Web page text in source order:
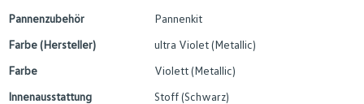
Pannenzubehör
Pannenkit
Farbe (Hersteller)
ultra Violet (Metallic)
Farbe
Violett (Metallic)
Innenausstattung
Stoff (Schwarz)